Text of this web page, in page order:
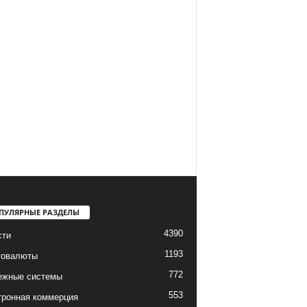
РАЗДЕЛЫ
4390
1193
системы 772
коммерция 553